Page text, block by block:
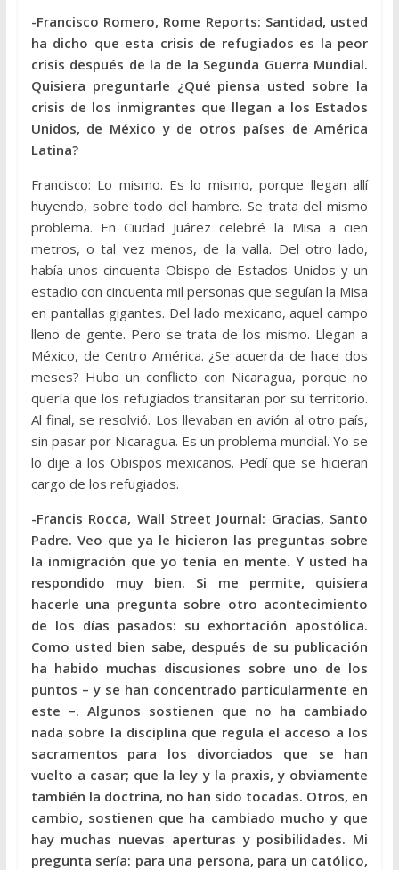
-Francisco Romero, Rome Reports: Santidad, usted
ha dicho que esta crisis de refugiados es la peor
crisis después de la de la Segunda Guerra Mundial.
Quisiera preguntarle ¿Qué piensa usted sobre la
crisis de los inmigrantes que llegan a los Estados
Unidos, de México y de otros países de América
Latina?
Francisco: Lo mismo. Es lo mismo, porque llegan allí
huyendo, sobre todo del hambre. Se trata del mismo
problema. En Ciudad Juárez celebré la Misa a cien
metros, o tal vez menos, de la valla. Del otro lado,
había unos cincuenta Obispo de Estados Unidos y un
estadio con cincuenta mil personas que seguían la Misa
en pantallas gigantes. Del lado mexicano, aquel campo
lleno de gente. Pero se trata de los mismo. Llegan a
México, de Centro América. ¿Se acuerda de hace dos
meses? Hubo un conflicto con Nicaragua, porque no
quería que los refugiados transitaran por su territorio.
Al final, se resolvió. Los llevaban en avión al otro país,
sin pasar por Nicaragua. Es un problema mundial. Yo se
lo dije a los Obispos mexicanos. Pedí que se hicieran
cargo de los refugiados.
-Francis Rocca, Wall Street Journal: Gracias, Santo
Padre. Veo que ya le hicieron las preguntas sobre
la inmigración que yo tenía en mente. Y usted ha
respondido muy bien. Si me permite, quisiera
hacerle una pregunta sobre otro acontecimiento
de los días pasados: su exhortación apostólica.
Como usted bien sabe, después de su publicación
ha habido muchas discusiones sobre uno de los
puntos – y se han concentrado particularmente en
este –. Algunos sostienen que no ha cambiado
nada sobre la disciplina que regula el acceso a los
sacramentos para los divorciados que se han
vuelto a casar; que la ley y la praxis, y obviamente
también la doctrina, no han sido tocadas. Otros, en
cambio, sostienen que ha cambiado mucho y que
hay muchas nuevas aperturas y posibilidades. Mi
pregunta sería: para una persona, para un católico,